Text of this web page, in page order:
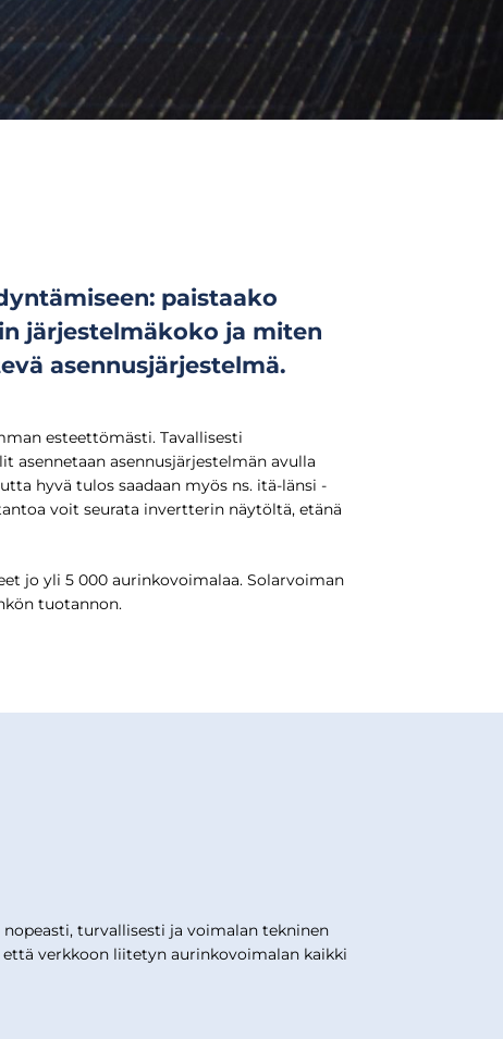
paistaako
järjestelmäkoko ja miten
asennusjärjestelmä.
esteettömästi. Tavallisesti
asennetaan asennusjärjestelmän avulla
hyvä tulos saadaan myös ns. itä-länsi -
voit seurata invertterin näytöltä, etänä
jo yli 5 000 aurinkovoimalaa. Solarvoiman
tuotannon.
turvallisesti ja voimalan tekninen
verkkoon liitetyn aurinkovoimalan kaikki